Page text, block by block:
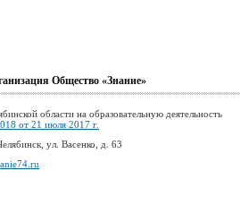
Общество «Знание»
области на образовательную деятельность
от 21 июля 2017 г.
ул. Васенко, д. 63